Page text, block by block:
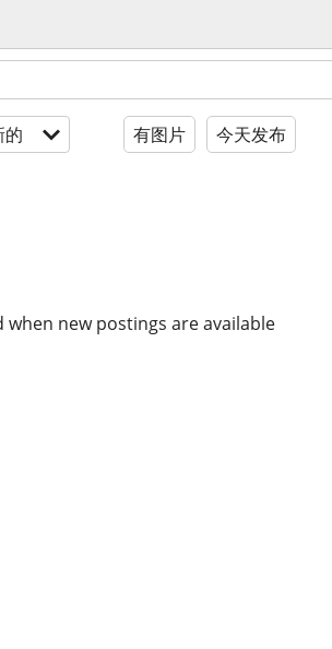
的 有图片 今天发布
new postings are available